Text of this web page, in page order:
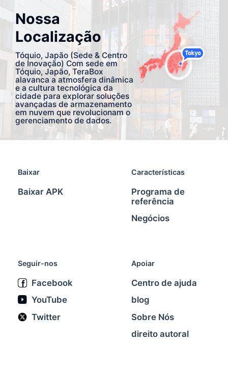
Nossa
Localização
Tóquio, Japão (Sede & Centro
de Inovação) Com sede em
Tóquio, Japão, TeraBox
alavanca a atmosfera dinâmica
e a cultura tecnológica da
cidade para explorar soluções
avançadas de armazenamento
em nuvem que revolucionam o
gerenciamento de dados.
Baixar
Baixar APK
Características
Programa de
referência
Negócios
Seguir-nos
Facebook
YouTube
Twitter
Apoiar
Centro de ajuda
blog
Sobre Nós
direito autoral